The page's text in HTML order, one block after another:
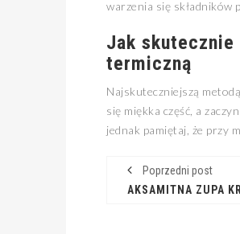
warzenia się składników
Jak skutecznie
termiczną
Najskuteczniejszą
się miękka część, a
jednak pamiętaj, że przy
Poprzedni post